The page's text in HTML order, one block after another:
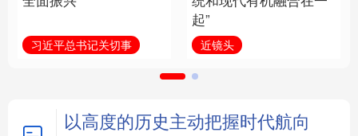
学术中国 乡村振兴 银龄 溯源中国
习近平总书记关切事
起”
近镜头
以高度的历史主动把握时代航向